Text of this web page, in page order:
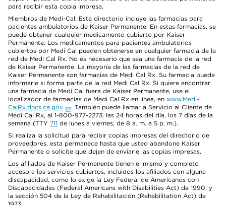
para recibir esta copia impresa.
Miembros de Medi-Cal: Este directorio incluye las farmacias para
pacientes ambulatorios de Kaiser Permanente. En estas farmacias, se
puede obtener cualquier medicamento cubierto por Kaiser
Permanente. Los medicamentos para pacientes ambulatorios
cubiertos por Medi Cal pueden obtenerse en cualquier farmacia de la
red de Medi Cal Rx. No es necesario que sea una farmacia de la red
de Kaiser Permanente. La mayoría de las farmacias de la red de
Kaiser Permanente son farmacias de Medi Cal Rx. Su farmacia puede
informarle si forma parte de la red Medi Cal Rx. Si quiere encontrar
una farmacia de Medi Cal fuera de Kaiser Permanente, use el
localizador de farmacias de Medi Cal Rx en línea, en www.Medi-
CalRx.dhcs.ca.gov
. También puede llamar a Servicio al Cliente de
Medi Cal Rx, al 1-800-977-2273, las 24 horas del día, los 7 días de la
semana (TTY 711 de lunes a viernes, de 8 a. m. a 5 p. m.).
Si realiza la solicitud para recibir copias impresas del directorio de
proveedores, esta permanece hasta que usted abandone Kaiser
Permanente o solicite que dejen de enviarle las copias impresas.
Los afiliados de Kaiser Permanente tienen el mismo y completo
acceso a los servicios cubiertos, incluidos los afiliados con alguna
discapacidad, como lo exige la Ley Federal de Americanos con
Discapacidades (Federal Americans with Disabilities Act) de 1990, y
la sección 504 de la Ley de Rehabilitación (Rehabilitation Act) de